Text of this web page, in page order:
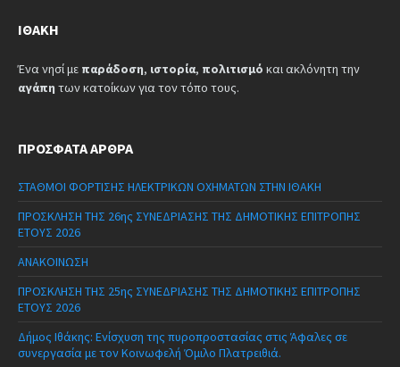
ΙΘΆΚΗ
Ένα νησί με παράδοση, ιστορία, πολιτισμό και ακλόνητη την
αγάπη των κατοίκων για τον τόπο τους.
ΠΡΌΣΦΑΤΑ ΆΡΘΡΑ
ΣΤΑΘΜΟΙ ΦΟΡΤΙΣΗΣ ΗΛΕΚΤΡΙΚΩΝ ΟΧΗΜΑΤΩΝ ΣΤΗΝ ΙΘΑΚΗ
ΠΡΟΣΚΛΗΣΗ ΤΗΣ 26ης ΣΥΝΕΔΡΙΑΣΗΣ ΤΗΣ ΔΗΜΟΤΙΚΗΣ ΕΠΙΤΡΟΠΗΣ
ΕΤΟΥΣ 2026
ΑΝΑΚΟΙΝΩΣΗ
ΠΡΟΣΚΛΗΣΗ ΤΗΣ 25ης ΣΥΝΕΔΡΙΑΣΗΣ ΤΗΣ ΔΗΜΟΤΙΚΗΣ ΕΠΙΤΡΟΠΗΣ
ΕΤΟΥΣ 2026
Δήμος Ιθάκης: Ενίσχυση της πυροπροστασίας στις Άφαλες σε
συνεργασία με τον Κοινωφελή Όμιλο Πλατρειθιά.